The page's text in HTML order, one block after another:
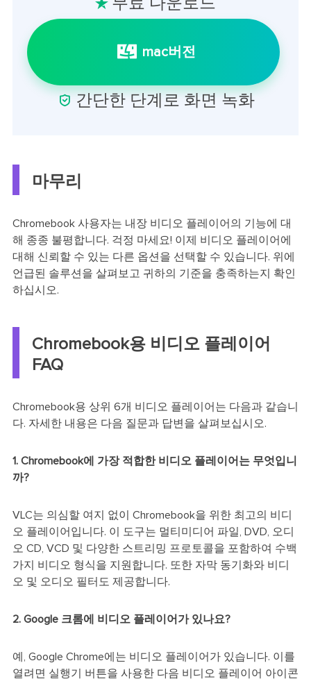
 무료 다운로드
mac버전
 간단한 단계로 화면 녹화
마무리
Chromebook 사용자는 내장 비디오 플레이어의 기능에 대
해 종종 불평합니다. 걱정 마세요! 이제 비디오 플레이어에
대해 신뢰할 수 있는 다른 옵션을 선택할 수 있습니다. 위에
언급된 솔루션을 살펴보고 귀하의 기준을 충족하는지 확인
하십시오.
Chromebook용 비디오 플레이어
FAQ
Chromebook용 상위 6개 비디오 플레이어는 다음과 같습니
다. 자세한 내용은 다음 질문과 답변을 살펴보십시오.
1. Chromebook에 가장 적합한 비디오 플레이어는 무엇입니
까?
VLC는 의심할 여지 없이 Chromebook을 위한 최고의 비디
오 플레이어입니다. 이 도구는 멀티미디어 파일, DVD, 오디
오 CD, VCD 및 다양한 스트리밍 프로토콜을 포함하여 수백
가지 비디오 형식을 지원합니다. 또한 자막 동기화와 비디
오 및 오디오 필터도 제공합니다.
2. Google 크롬에 비디오 플레이어가 있나요?
예, Google Chrome에는 비디오 플레이어가 있습니다. 이를
열려면 실행기 버튼을 사용한 다음 비디오 플레이어 아이콘